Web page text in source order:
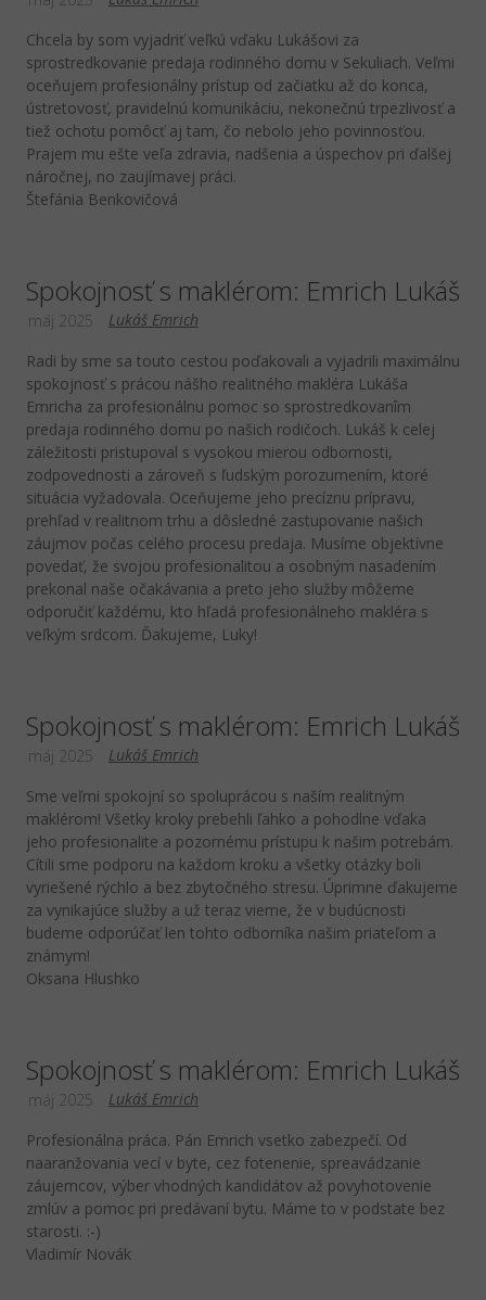
Chcela by som vyjadriť veľkú vďaku Lukášovi za
sprostredkovanie predaja rodinného domu v Sekuliach. Veľmi
oceňujem profesionálny prístup od začiatku až do konca,
ústretovosť, pravidelnú komunikáciu, nekonečnú trpezlivosť a
tiež ochotu pomôcť aj tam, čo nebolo jeho povinnosťou.
Prajem mu ešte veľa zdravia, nadšenia a úspechov pri ďalšej
náročnej, no zaujímavej práci.
Štefánia Benkovičová
Spokojnosť s maklérom: Emrich Lukáš
Lukáš Emrich
máj 2025
Radi by sme sa touto cestou poďakovali a vyjadrili maximálnu
spokojnosť s prácou nášho realitného makléra Lukáša
Emricha za profesionálnu pomoc so sprostredkovanîm
predaja rodinného domu po našich rodičoch. Lukáš k celej
záležitosti pristupoval s vysokou mierou odbornosti,
zodpovednosti a zároveň s ľudským porozumením, ktoré
situácia vyžadovala. Oceňujeme jeho precíznu prípravu,
prehľad v realitnom trhu a dôsledné zastupovanie našich
záujmov počas celého procesu predaja. Musíme objektívne
povedať, že svojou profesionalitou a osobným nasadením
prekonal naše očakávania a preto jeho služby môžeme
odporučiť každému, kto hľadá profesionálneho makléra s
veľkým srdcom. Ďakujeme, Luky!
Spokojnosť s maklérom: Emrich Lukáš
Lukáš Emrich
máj 2025
Sme veľmi spokojní so spoluprácou s naším realitným
maklérom! Všetky kroky prebehli ľahko a pohodlne vďaka
jeho profesionalite a pozornému prístupu k našim potrebám.
Cítili sme podporu na každom kroku a všetky otázky boli
vyriešené rýchlo a bez zbytočného stresu. Úprimne ďakujeme
za vynikajúce služby a už teraz vieme, že v budúcnosti
budeme odporúčať len tohto odborníka našim priateľom a
známym!
Oksana Hlushko
Spokojnosť s maklérom: Emrich Lukáš
Lukáš Emrich
máj 2025
Profesionálna práca. Pán Emrich vsetko zabezpečí. Od
naaranžovania vecí v byte, cez fotenenie, spreavádzanie
záujemcov, výber vhodných kandidátov až povyhotovenie
zmlúv a pomoc pri predávaní bytu. Máme to v podstate bez
starosti. :-)
Vladimír Novák